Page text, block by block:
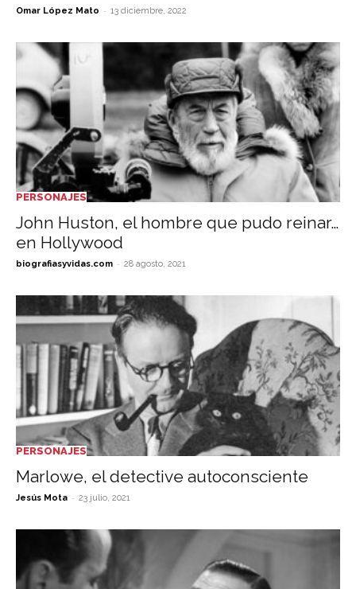
Omar López Mato - 13 diciembre, 2022
PERSONAJES
John Huston, el hombre que pudo reinar…
en Hollywood
biografiasyvidas.com - 28 agosto, 2021
PERSONAJES
Marlowe, el detective autoconsciente
Jesús Mota - 23 julio, 2021